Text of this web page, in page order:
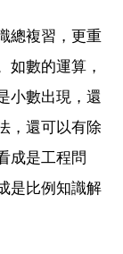
總複習，更重
如數的運算，
小數出現，還
，還可以有除
成是工程問
是比例知識解